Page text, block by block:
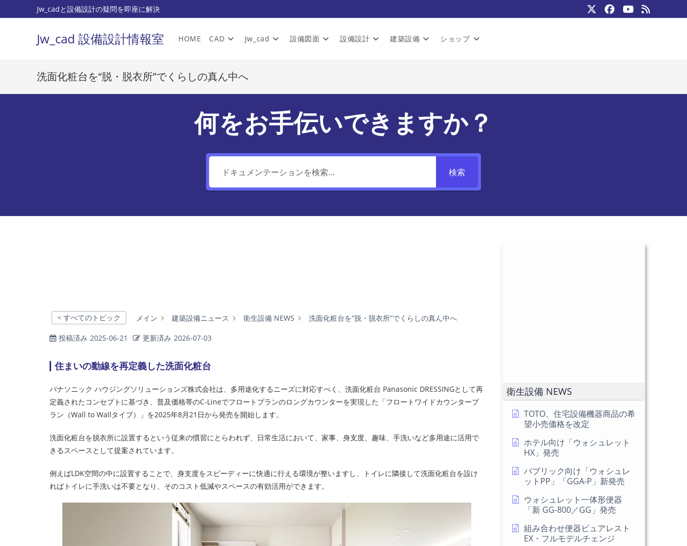
ン
キ
Jw_cadと設備設計の疑問を即座に解決
Jw_cad 設備設計情報室 HOME CAD Jw_cad 設備図面 設備設計 建築設備 ショップ
洗面化粧台を“脱・脱衣所”でくらしの真ん中へ
何をお手伝いできますか？
検索
< すべてのトピック メイン 建築設備ニュース 衛生設備 NEWS 洗面化粧台を“脱・脱衣所”でくらしの真ん中へ
投稿済み 2025-06-21 更新済み 2026-07-03
住まいの動線を再定義した洗面化粧台
パナソニック ハウジングソリューションズ株式会社は、多用途化するニーズに対応すべく、洗面化粧台 Panasonic DRESSINGとして再
定義されたコンセプトに基づき、普及価格帯のC-Lineでフロートプランのロングカウンターを実現した「フロートワイドカウンタープ
ラン（Wall to Wallタイプ）」を2025年8月21日から発売を開始します。
洗面化粧台を脱衣所に設置するという従来の慣習にとらわれず、日常生活において、家事、身支度、趣味、手洗いなど多用途に活用で
きるスペースとして提案されています。
例えばLDK空間の中に設置することで、身支度をスピーディーに快適に行える環境が整いますし、トイレに隣接して洗面化粧台を設け
ればトイレに手洗いは不要となり、そのコスト低減やスペースの有効活用ができます。
衛生設備 NEWS
TOTO、住宅設備機器商品の希
望小売価格を改定
ホテル向け「ウォシュレット
HX」発売
パブリック向け「ウォシュレ
ットPP」「GGA-P」新発売
ウォシュレット一体形便器
「新 GG-800／GG」発売
組み合わせ便器ピュアレスト
EX・フルモデルチェンジ